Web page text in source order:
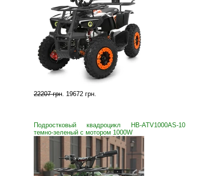
22207 грн. 19672 грн.
Подростковый квадроцикл HB-ATV1000AS-10
темно-зеленый с мотором 1000W